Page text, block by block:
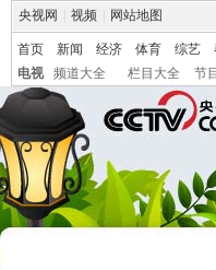
央视网 视频 网站地图
首页 新闻 经济 体育 综艺
电视
频道大全 栏目大全 节